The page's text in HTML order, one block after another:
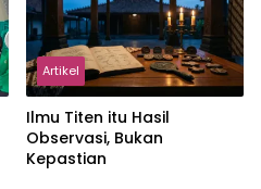
Artikel
Ilmu Titen itu Hasil
Observasi, Bukan
Kepastian